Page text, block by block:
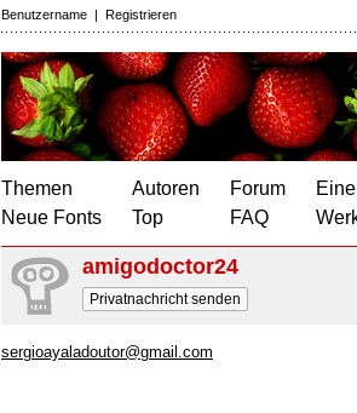
Benutzername | Registrieren
Themen
Neue Fonts
Autoren
Top
Forum
FAQ
amigodoctor24
Privatnachricht senden
sergioayaladoutor@gmail.com